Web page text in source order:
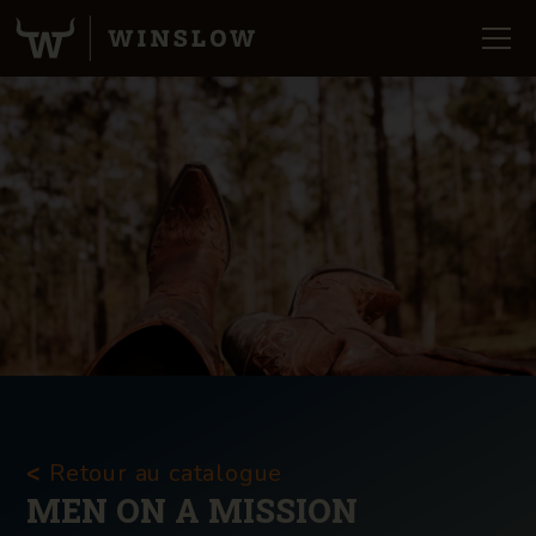
< Retour au catalogue
MEN ON A MISSION